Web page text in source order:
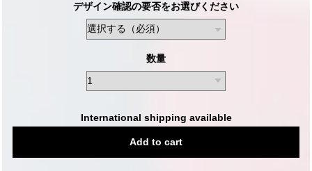
デザイン確認の要否をお選びください
数量
International shipping available
Add to cart